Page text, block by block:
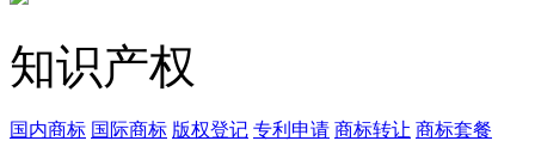
知识产权
国内商标 国际商标 版权登记 专利申请 商标转让 商标套餐